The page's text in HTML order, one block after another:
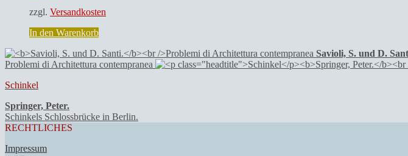
zzgl. Versandkosten
In den Warenkorb
Savioli, S. und D.
Problemi di Architettura contempranea
Schinkel
Springer, Peter.
Schinkels Schlossbrücke in Berlin.
RECHTLICHES
Impressum